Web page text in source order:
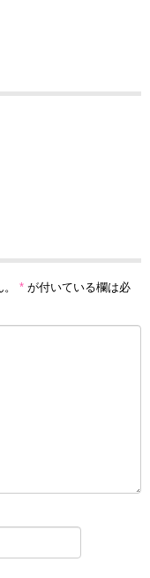
* が付いている欄は必